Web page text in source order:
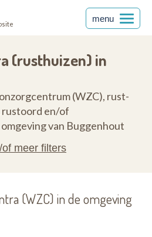
menu
(rusthuizen) in
(WZC), rust-
rustoord en/of
van Buggenhout
meer filters
(WZC) in de omgeving